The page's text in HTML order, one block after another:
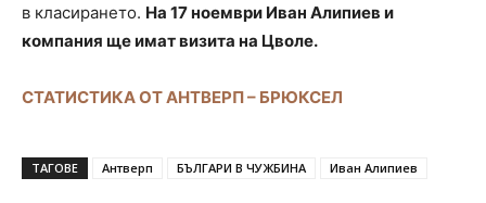
в класирането. На 17 ноември Иван Алипиев и
компания ще имат визита на Цволе.
СТАТИСТИКА ОТ АНТВЕРП – БРЮКСЕЛ
ТАГОВЕ Антверп БЪЛГАРИ В ЧУЖБИНА Иван Алипиев